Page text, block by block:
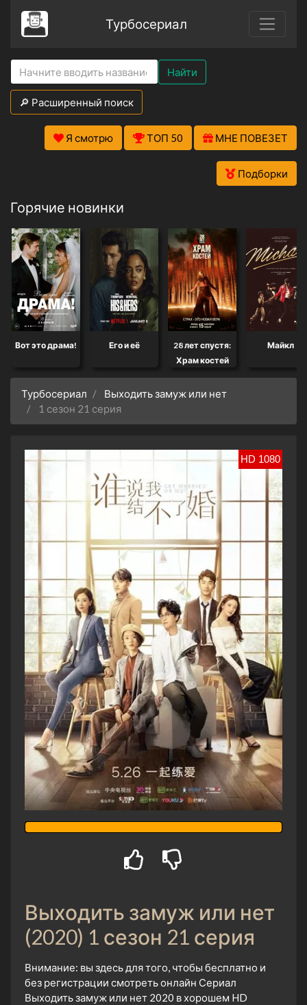
Турбосериал
Найти
🔎 Расширенный поиск
Я смотрю ТОП 50 МНЕ ПОВЕЗЕТ
Подборки
Горячие новинки
Вот это драма! Его и её
28 лет спустя:
Храм костей
Майкл
Турбосериал
Выходить замуж или нет
1 сезон 21 серия
HD 1080
Выходить замуж или нет
(2020) 1 сезон 21 серия
Внимание: вы здесь для того, чтобы бесплатно и
без регистрации смотреть онлайн Сериал
Выходить замуж или нет 2020 в хорошем HD